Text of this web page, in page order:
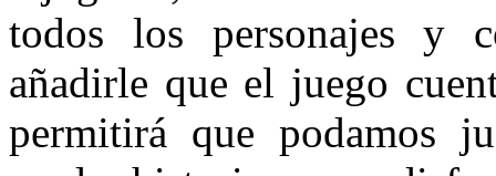
todos los personajes y
añadirle que el juego
permitirá que podamos